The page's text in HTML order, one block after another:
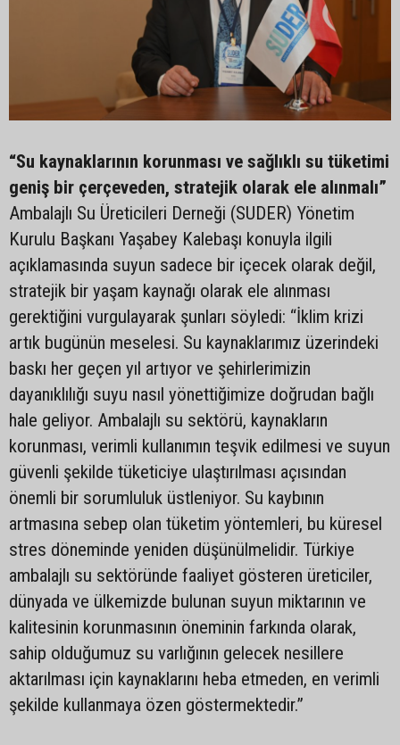
“Su kaynaklarının korunması ve sağlıklı su tüketimi
geniş bir çerçeveden, stratejik olarak ele alınmalı”
Ambalajlı Su Üreticileri Derneği (SUDER) Yönetim
Kurulu Başkanı Yaşabey Kalebaşı konuyla ilgili
açıklamasında suyun sadece bir içecek olarak değil,
stratejik bir yaşam kaynağı olarak ele alınması
gerektiğini vurgulayarak şunları söyledi: “İklim krizi
artık bugünün meselesi. Su kaynaklarımız üzerindeki
baskı her geçen yıl artıyor ve şehirlerimizin
dayanıklılığı suyu nasıl yönettiğimize doğrudan bağlı
hale geliyor. Ambalajlı su sektörü, kaynakların
korunması, verimli kullanımın teşvik edilmesi ve suyun
güvenli şekilde tüketiciye ulaştırılması açısından
önemli bir sorumluluk üstleniyor. Su kaybının
artmasına sebep olan tüketim yöntemleri, bu küresel
stres döneminde yeniden düşünülmelidir. Türkiye
ambalajlı su sektöründe faaliyet gösteren üreticiler,
dünyada ve ülkemizde bulunan suyun miktarının ve
kalitesinin korunmasının öneminin farkında olarak,
sahip olduğumuz su varlığının gelecek nesillere
aktarılması için kaynaklarını heba etmeden, en verimli
şekilde kullanmaya özen göstermektedir.”